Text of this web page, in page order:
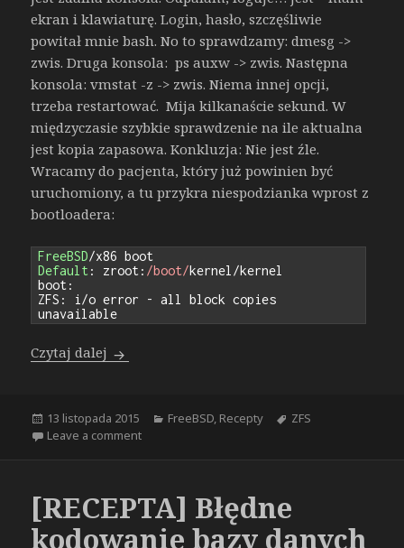
ekran i klawiaturę. Login, hasło, szczęśliwie
powitał mnie bash. No to sprawdzamy: dmesg ->
zwis. Druga konsola: ps auxw -> zwis. Następna
konsola: vmstat -z -> zwis. Niema innej opcji,
trzeba restartować. Mija kilkanaście sekund. W
międzyczasie szybkie sprawdzenie na ile aktualna
jest kopia zapasowa. Konkluzja: Nie jest źle.
Wracamy do pacjenta, który już powinien być
uruchomiony, a tu przykra niespodzianka wprost z
bootloadera:
FreeBSD/
Default: zroot: /boot/kernel /kernel
boot:
ZFS : i /o error - all block copies
unavailable
Czytaj dalej [RECAPTA] ZFS: i/o error – all block
Opublikowano
13 listopada 2015 Kategorie
FreeBSD, Recepty Tagi
ZFS
Leave a commenton [RECAPTA] ZFS: i/o error – all block copies
[RECEPTA] Błędne
kodowanie bazy danych